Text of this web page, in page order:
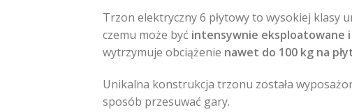
Trzon elektryczny 6 płytowy to wysokiej klasy
czemu może być intensywnie eksploatowane
wytrzymuje obciążenie nawet do 100 kg na
Unikalna konstrukcja trzonu została
sposób przesuwać gary.